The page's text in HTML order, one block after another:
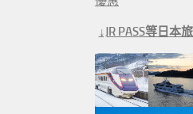
↓JR PASS等日本